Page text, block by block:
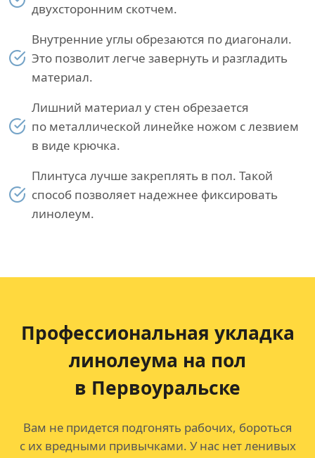
двухсторонним скотчем.
Внутренние углы обрезаются по диагонали.
Это позволит легче завернуть и разгладить
материал.
Лишний материал у стен обрезается
по металлической линейке ножом с лезвием
в виде крючка.
Плинтуса лучше закреплять в пол. Такой
способ позволяет надежнее фиксировать
линолеум.
Профессиональная укладка
линолеума на пол
в Первоуральске
Вам не придется подгонять рабочих, бороться
с их вредными привычками. У нас нет ленивых